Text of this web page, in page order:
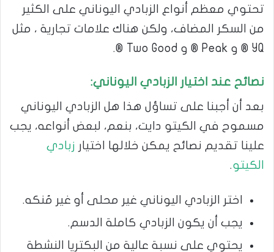
تحتوي معظم أنواع الزبادي اليوناني على الكثير
من السكر المضاف، ولكن هناك علامات تجارية ، مثل
YQ ® و Peak ® و Two Good ®.
نصائح عند اختيار الزبادي اليوناني:
بعد أن أجبنا على تساؤل هذا هل الزبادي اليوناني
مسموح في الكيتو دايت، بنعم، لبعض أنواعه، يجب
علينا تقديم نصائح يمكن خلالها اختيار زبادي
الكيتو.
اختر الزبادي اليوناني غير محلى أو غير مُنكه.
يجب أن يكون الزبادي كاملة الدسم.
يحتوي على نسبة عالية من البكتريا النشطة